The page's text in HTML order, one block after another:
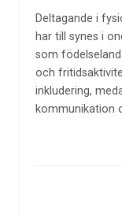
Deltagande i
har till synes i
som
och
inkludering,
kommunikation